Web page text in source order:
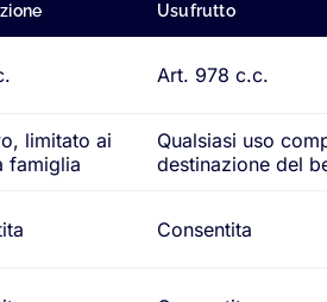
Usufrutto
Art. 978 c.c.
limitato ai
famiglia
Qualsiasi uso
destinazione del
Consentita